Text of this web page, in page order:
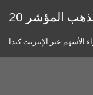
تذهب المؤشر